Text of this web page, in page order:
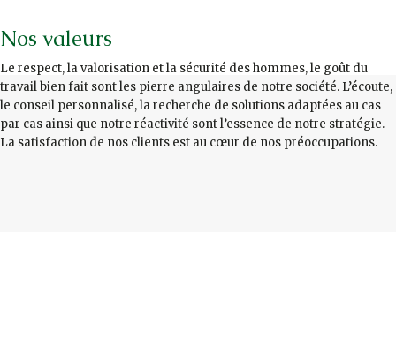
Nos valeurs
Le respect, la valorisation et la sécurité des hommes, le goût du
travail bien fait sont les pierre angulaires de notre société. L’écoute,
le conseil personnalisé, la recherche de solutions adaptées au cas
par cas ainsi que notre réactivité sont l’essence de notre stratégie.
La satisfaction de nos clients est au cœur de nos préoccupations.